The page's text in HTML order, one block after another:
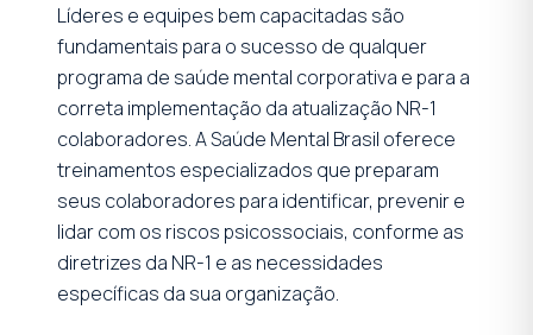
Líderes e equipes bem capacitadas são
fundamentais para o sucesso de qualquer
programa de saúde mental corporativa e para a
correta implementação da atualização NR-1
colaboradores. A Saúde Mental Brasil oferece
treinamentos especializados que preparam
seus colaboradores para identificar, prevenir e
lidar com os riscos psicossociais, conforme as
diretrizes da NR-1 e as necessidades
específicas da sua organização.